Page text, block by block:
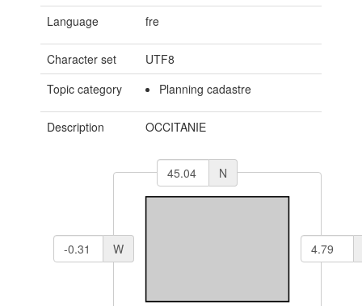
Language
fre
Character set
UTF8
Topic category
Planning cadastre
Description OCCITANIE
N
W